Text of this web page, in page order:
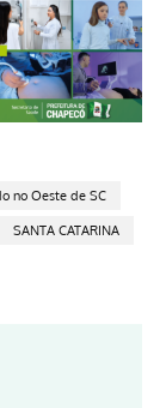
no Oeste de SC
SANTA CATARINA